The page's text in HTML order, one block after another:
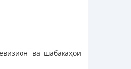
ва шабакаҳои